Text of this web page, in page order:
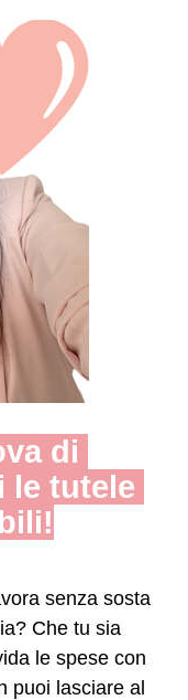
di
le tutele
senza sosta
Che tu sia
le spese con
puoi lasciare al